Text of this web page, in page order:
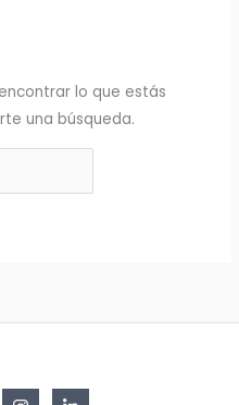
lo que estás
una búsqueda.